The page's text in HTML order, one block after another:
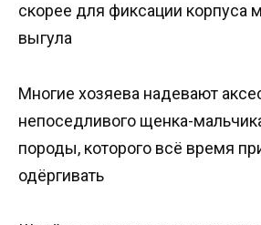
скорее для фиксации корпуса
выгула
Многие хозяева надевают
непоседливого щенка-
породы, которого всё время
одёргивать